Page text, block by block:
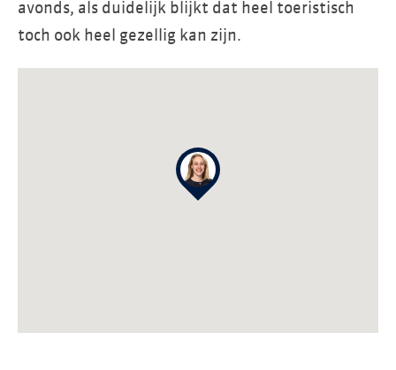
avonds, als duidelijk blijkt dat heel toeristisch
toch ook heel gezellig kan zijn.